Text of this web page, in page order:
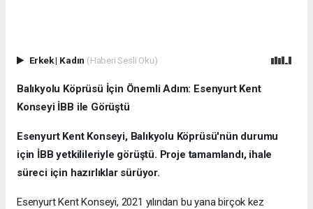
Erkek| Kadın (Haberi Sesli Oku)
Balıkyolu Köprüsü İçin Önemli Adım: Esenyurt Kent
Konseyi İBB ile Görüştü
Esenyurt Kent Konseyi, Balıkyolu Köprüsü'nün durumu
için İBB yetkilileriyle görüştü. Proje tamamlandı, ihale
süreci için hazırlıklar sürüyor.
Esenyurt Kent Konseyi, 2021 yılından bu yana birçok kez